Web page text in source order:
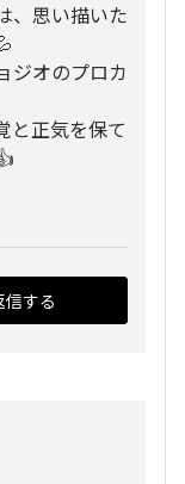
、思い描いた
ジオのプロカ
と正気を保て
信する